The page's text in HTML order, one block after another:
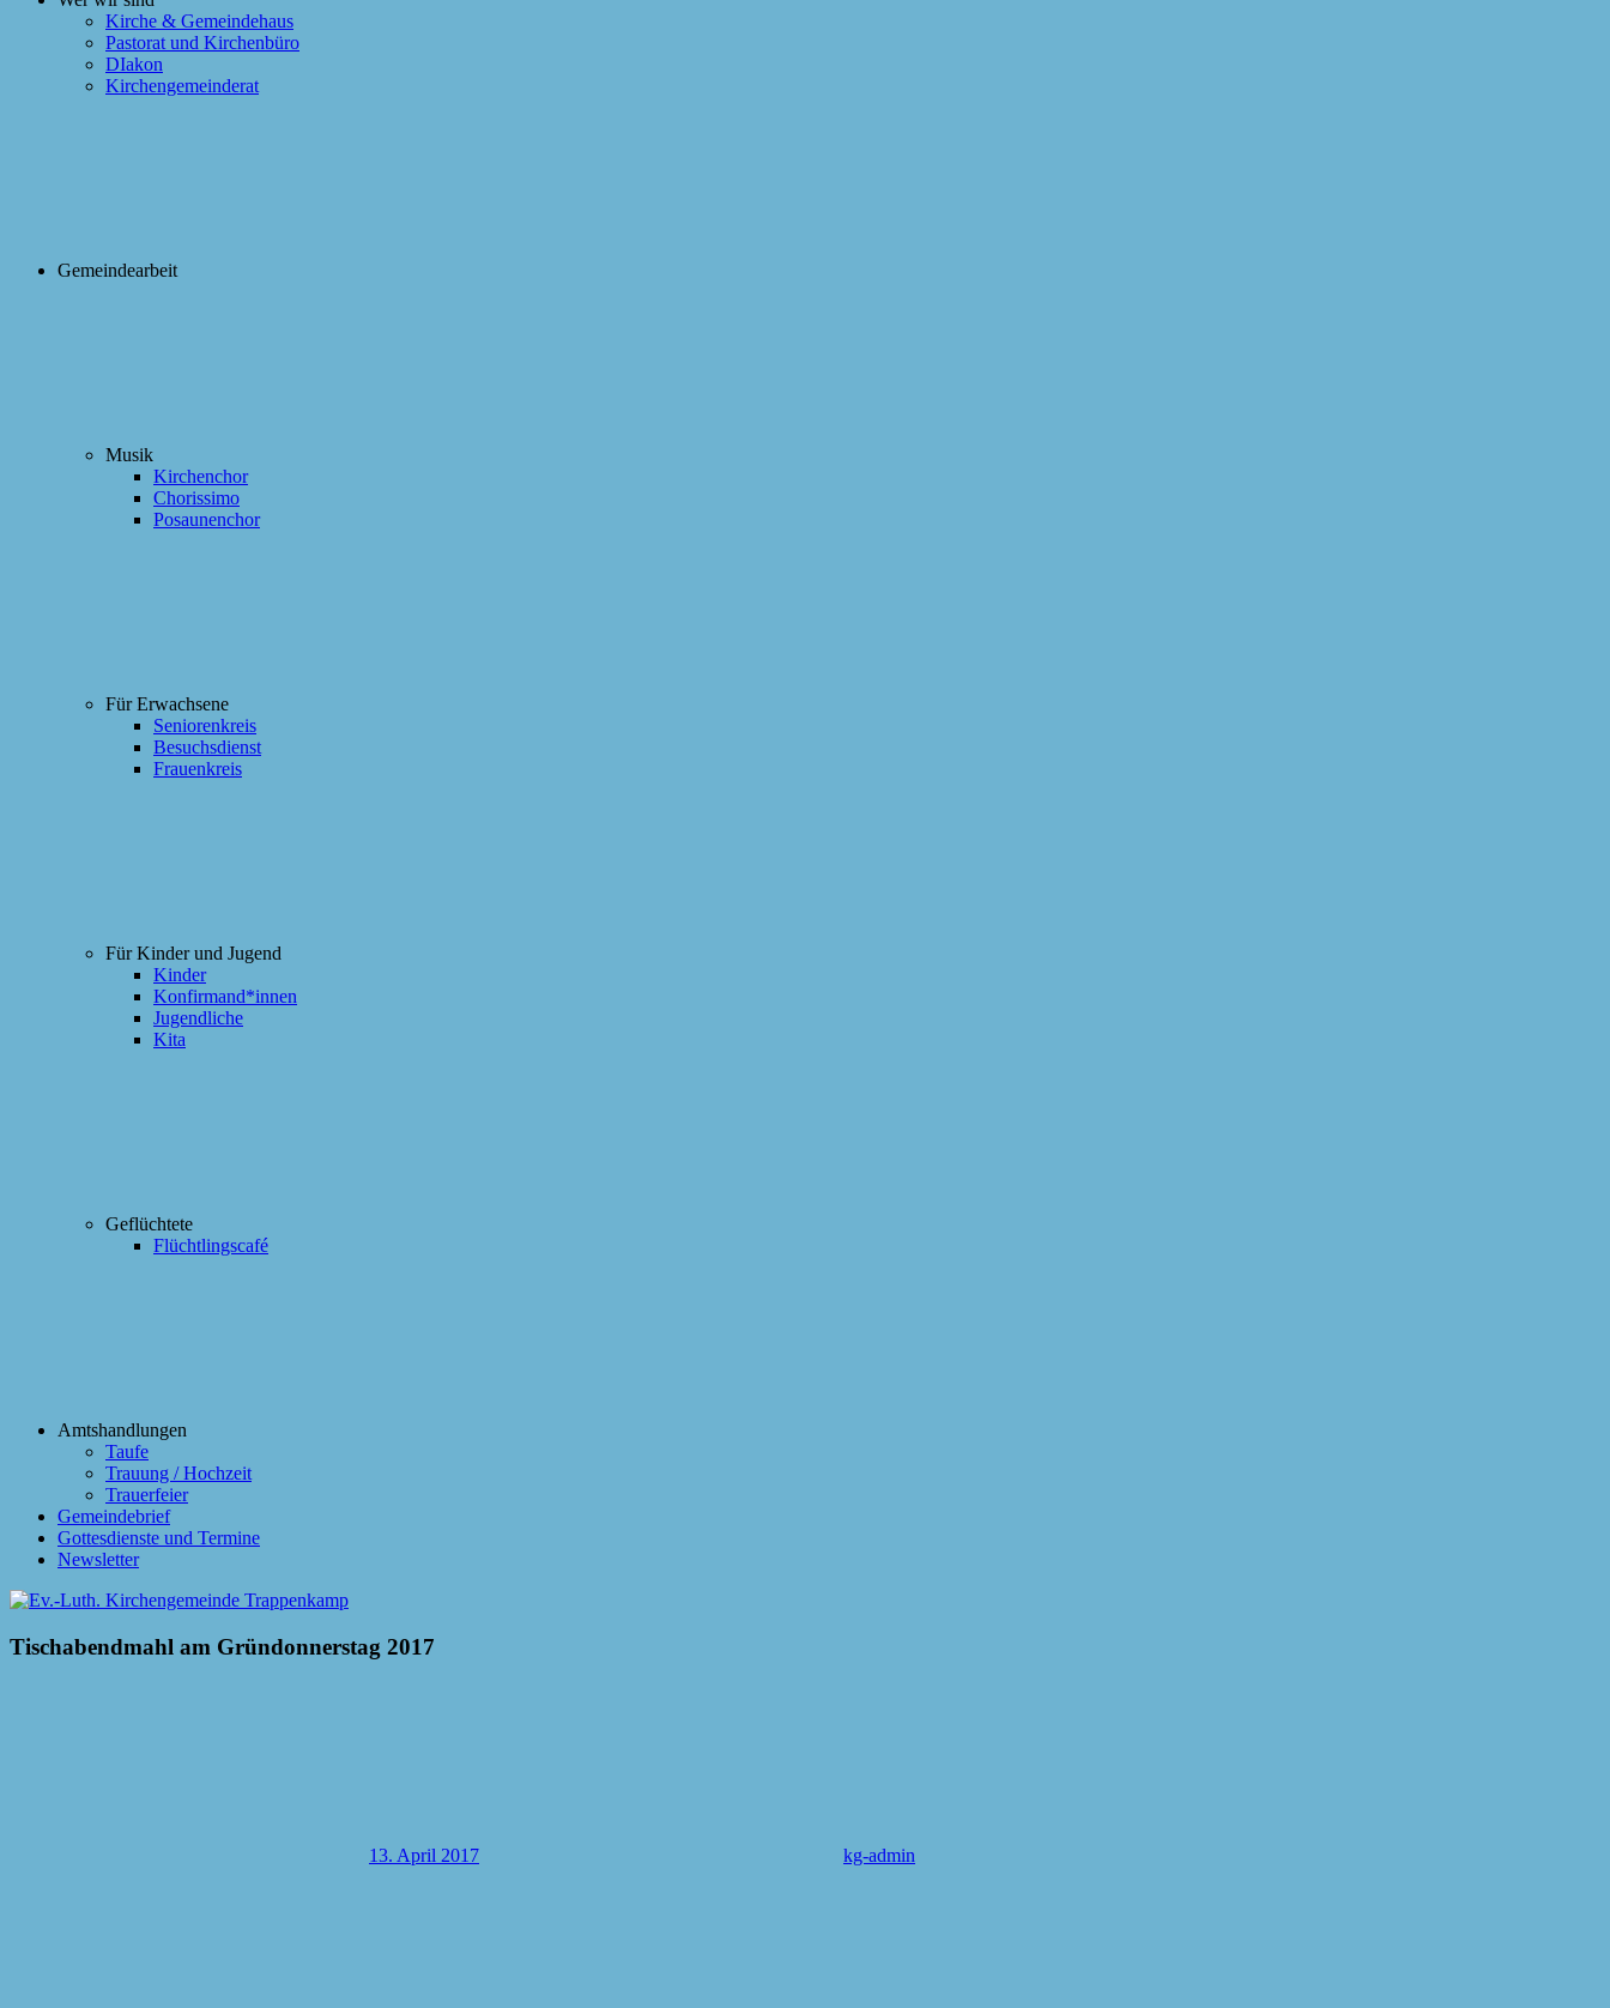
Kirche & Gemeindehaus
Pastorat und Kirchenbüro
DIakon
Kirchengemeinderat
Gemeindearbeit
Musik
Kirchenchor
Chorissimo
Posaunenchor
Für Erwachsene
Seniorenkreis
Besuchsdienst
Frauenkreis
Für Kinder und Jugend
Kinder
Konfirmand*innen
Jugendliche
Kita
Geflüchtete
Flüchtlingscafé
Amtshandlungen
Taufe
Trauung / Hochzeit
Trauerfeier
Gemeindebrief
Gottesdienste und Termine
Newsletter
Tischabendmahl am Gründonnerstag 2017
13. April 2017 kg-admin